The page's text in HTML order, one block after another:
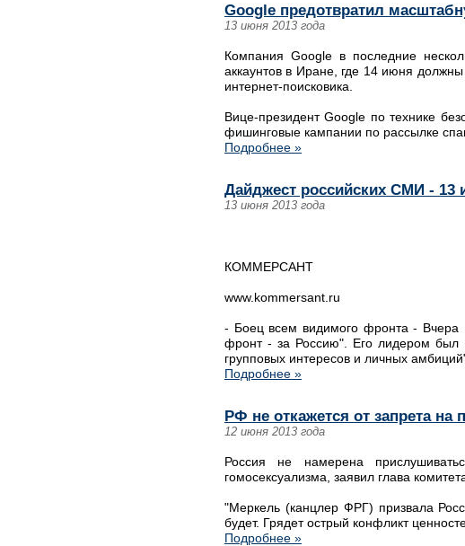
Google предотвратил
13 июня 2013 года
Компания Google в последние
аккаунтов в Иране, где 14 июня
интернет-поисковика.
Вице-президент Google по технике
фишинговые кампании по рассылке
Подробнее »
Дайджест российских СМИ - 13
13 июня 2013 года
КОММЕРСАНТ
www.kommersant.ru
- Боец всем видимого фронта - Вчера
фронт - за Россию". Его лидером был
групповых интересов и личных
Подробнее »
РФ не откажется от запрета на
12 июня 2013 года
Россия не намерена
гомосексуализма, заявил глава
"Меркель (канцлер ФРГ) призвала
будет. Грядет острый конфликт
Подробнее »